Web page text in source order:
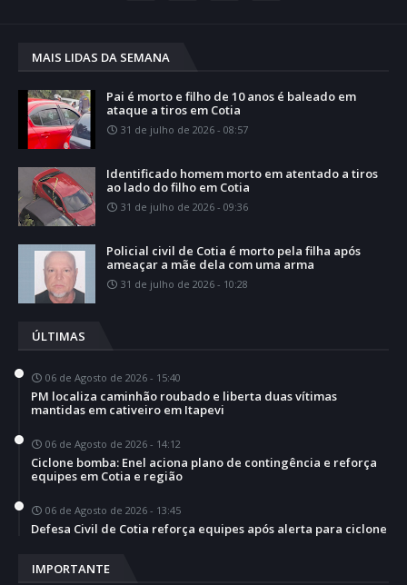
MAIS LIDAS DA SEMANA
Pai é morto e filho de 10 anos é baleado em
ataque a tiros em Cotia
31 de julho de 2026 - 08:57
Identificado homem morto em atentado a tiros
ao lado do filho em Cotia
31 de julho de 2026 - 09:36
Policial civil de Cotia é morto pela filha após
ameaçar a mãe dela com uma arma
31 de julho de 2026 - 10:28
ÚLTIMAS
06 de Agosto de 2026 - 15:40
PM localiza caminhão roubado e liberta duas vítimas
mantidas em cativeiro em Itapevi
06 de Agosto de 2026 - 14:12
Ciclone bomba: Enel aciona plano de contingência e reforça
equipes em Cotia e região
06 de Agosto de 2026 - 13:45
Defesa Civil de Cotia reforça equipes após alerta para ciclone
IMPORTANTE